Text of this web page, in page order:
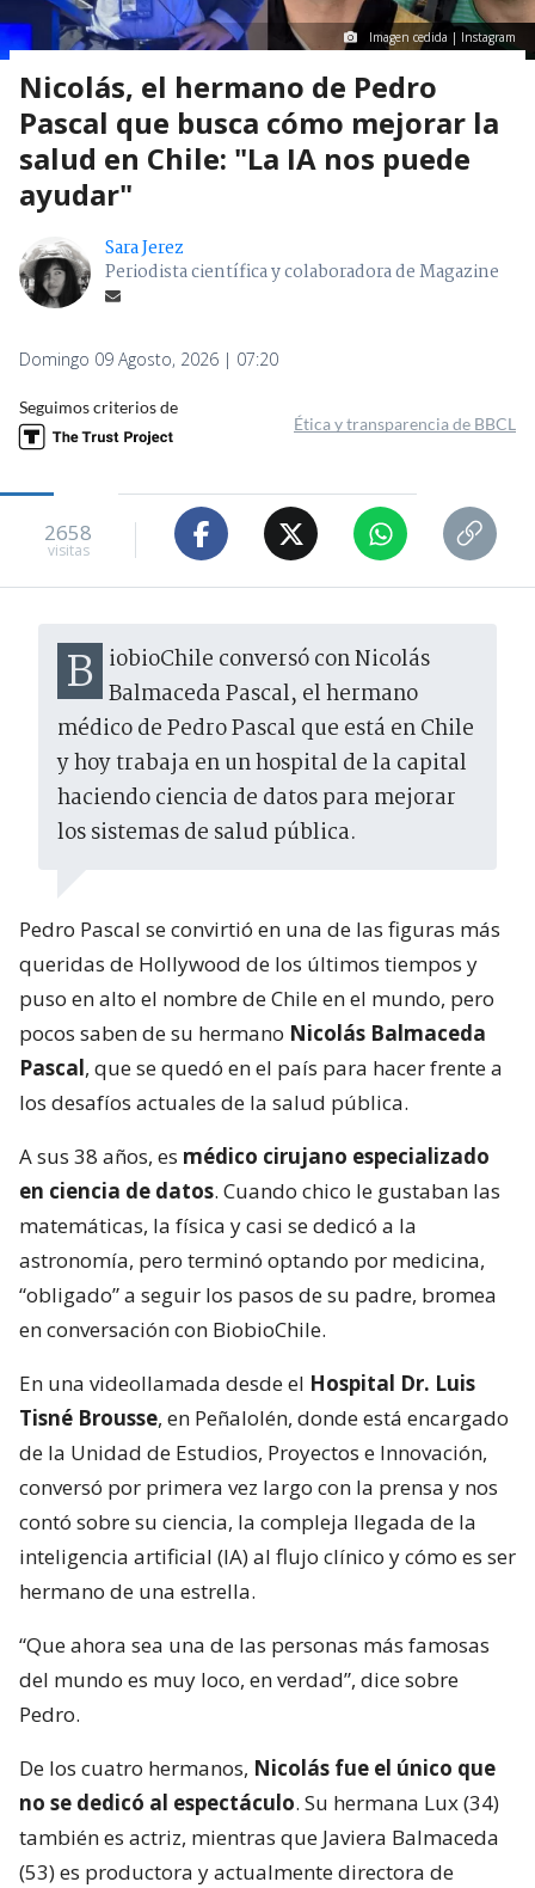
Imagen cedida | Instagram
Nicolás, el hermano de Pedro
Pascal que busca cómo mejorar la
salud en Chile: "La IA nos puede
ayudar"
Sara Jerez
Periodista científica y colaboradora de Magazine
Domingo 09 Agosto, 2026 | 07:20
Seguimos criterios de
Ética y transparencia de BBCL
2658
visitas
BiobioChile conversó con Nicolás Balmaceda Pascal, el hermano
médico de Pedro Pascal que está en Chile
y hoy trabaja en un hospital de la capital
haciendo ciencia de datos para mejorar
los sistemas de salud pública.
Pedro Pascal se convirtió en una de las figuras más
queridas de Hollywood de los últimos tiempos y
puso en alto el nombre de Chile en el mundo, pero
pocos saben de su hermano Nicolás Balmaceda
Pascal, que se quedó en el país para hacer frente a
los desafíos actuales de la salud pública.
A sus 38 años, es médico cirujano especializado
en ciencia de datos. Cuando chico le gustaban las
matemáticas, la física y casi se dedicó a la
astronomía, pero terminó optando por medicina,
“obligado” a seguir los pasos de su padre, bromea
en conversación con BiobioChile.
En una videollamada desde el Hospital Dr. Luis
Tisné Brousse, en Peñalolén, donde está encargado
de la Unidad de Estudios, Proyectos e Innovación,
conversó por primera vez largo con la prensa y nos
contó sobre su ciencia, la compleja llegada de la
inteligencia artificial (IA) al flujo clínico y cómo es ser
hermano de una estrella.
“Que ahora sea una de las personas más famosas
del mundo es muy loco, en verdad”, dice sobre
Pedro.
De los cuatro hermanos, Nicolás fue el único que
no se dedicó al espectáculo. Su hermana Lux (34)
también es actriz, mientras que Javiera Balmaceda
(53) es productora y actualmente directora de